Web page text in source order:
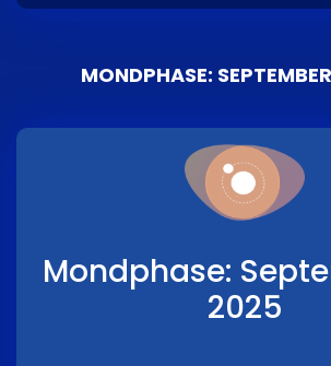
MONDPHASE:
Mondphase:
2025